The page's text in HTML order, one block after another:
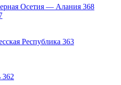
Осетия — Алания 368
Республика 363
362